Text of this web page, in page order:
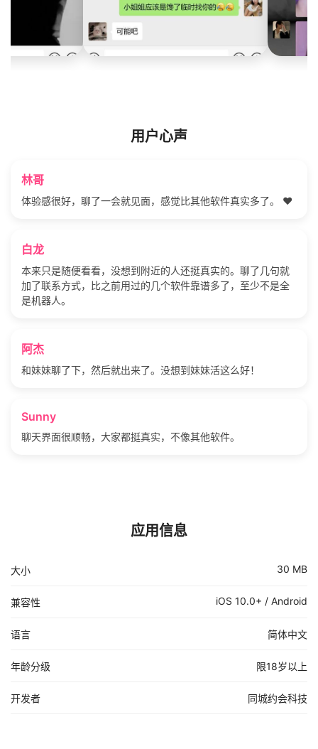
用户心声
林哥
体验感很好，聊了一会就见面，感觉比其他软件真实多了。 ❤️
白龙
本来只是随便看看，没想到附近的人还挺真实的。聊了几句就
加了联系方式，比之前用过的几个软件靠谱多了，至少不是全
是机器人。
阿杰
和妹妹聊了下，然后就出来了。没想到妹妹活这么好！
Sunny
聊天界面很顺畅，大家都挺真实，不像其他软件。
应用信息
大小 30 MB
兼容性 iOS 10.0+ / Android
语言 简体中文
年龄分级 限18岁以上
开发者 同城约会科技